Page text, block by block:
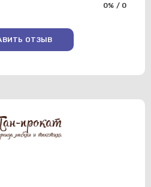
0% / 0
ОТЗЫВ